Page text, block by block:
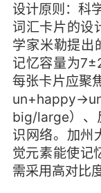
设计原则：科
词汇卡片的设
学家米勒提出
记忆容量为
每张卡片应聚
big/large）、
识网络。加州
觉元素能使记
需采用高对比